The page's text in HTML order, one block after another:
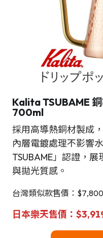
Kalita TSUBAME
700ml
採用高導熱銅材製成
內層電鍍處理不影響
TSUBAME」認證，
與拋光質感。
台灣類似款售價：$7,800
日本樂天售價：